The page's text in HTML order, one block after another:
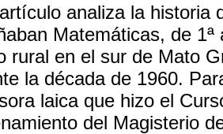
analiza la historia
Matemáticas, de
rural en el sur de Mato
la década de 1960.
laica que hizo el
del Magisterio